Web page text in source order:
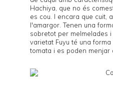
Hachiya , que no és
es cou. I encara que cuit,
l'amargor. Tenen una
sobretot per melmelades
varietat Fuyu té una forma
tomata i es poden menjar